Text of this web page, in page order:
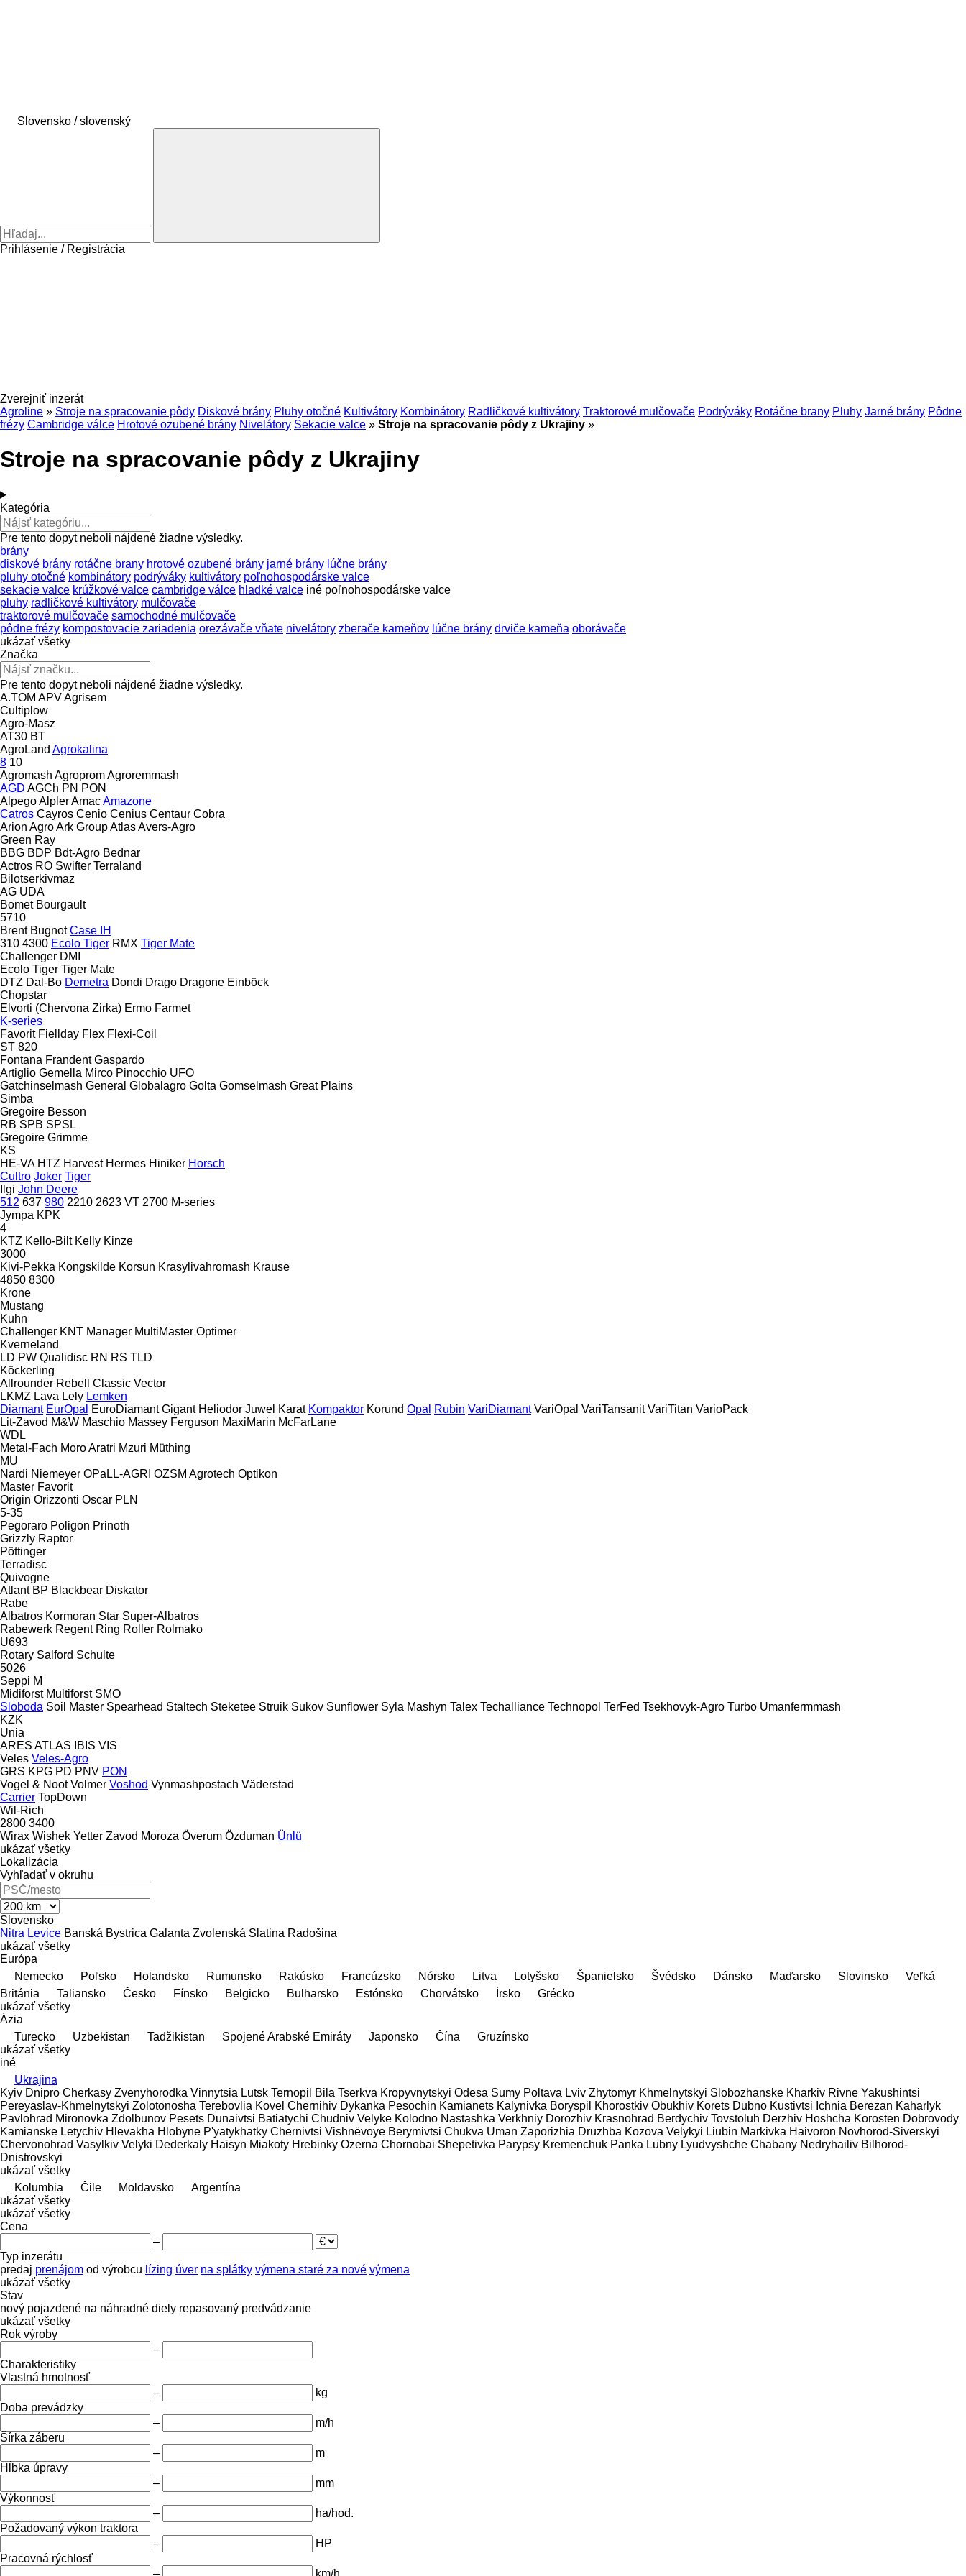
Slovensko / slovenský
Prihlásenie / Registrácia
Zverejniť inzerát
Agroline » Stroje na spracovanie pôdy Diskové brány Pluhy otočné Kultivátory Kombinátory Radličkové kultivátory Traktorové mulčovače Podrýváky Rotáčne brany Pluhy Jarné brány Pôdne
frézy Cambridge válce Hrotové ozubené brány Nivelátory Sekacie valce » Stroje na spracovanie pôdy z Ukrajiny »
Stroje na spracovanie pôdy z Ukrajiny
Kategória
Pre tento dopyt neboli nájdené žiadne výsledky.
brány
diskové brány rotáčne brany hrotové ozubené brány jarné brány lúčne brány
pluhy otočné kombinátory podrýváky kultivátory poľnohospodárske valce
sekacie valce krúžkové valce cambridge válce hladké valce iné poľnohospodárske valce
pluhy radličkové kultivátory mulčovače
traktorové mulčovače samochodné mulčovače
pôdne frézy kompostovacie zariadenia orezávače vňate nivelátory zberače kameňov lúčne brány drviče kameňa oborávače
ukázať všetky
Značka
Pre tento dopyt neboli nájdené žiadne výsledky.
A.TOM APVAgrisem
Cultiplow
Agro-Masz
AT30 BT
AgroLand Agrokalina
8 10
Agromash AgropromAgroremmash
AGD AGCh PN PON
AlpegoAlplerAmacAmazone
Catros Cayros Cenio Cenius Centaur Cobra
Arion AgroArk GroupAtlasAvers-Agro
Green Ray
BBG BDP Bdt-Agro Bednar
Actros RO Swifter Terraland
Bilotserkivmaz
AG UDA
Bomet Bourgault
5710
Brent Bugnot Case IH
310 4300 Ecolo Tiger RMX Tiger Mate
Challenger DMI
Ecolo Tiger Tiger Mate
DTZ Dal-Bo Demetra Dondi Drago Dragone Einböck
Chopstar
Elvorti (Chervona Zirka) Ermo Farmet
K-series
Favorit Fiellday Flex Flexi-Coil
ST 820
Fontana Frandent Gaspardo
Artiglio Gemella Mirco Pinocchio UFO
Gatchinselmash General Globalagro Golta Gomselmash Great Plains
Simba
Gregoire Besson
RB SPB SPSL
Gregoire Grimme
KS
HE-VA HTZ Harvest Hermes Hiniker Horsch
Cultro Joker Tiger
Ilgi John Deere
512 637 980 2210 2623 VT 2700 M-series
Jympa KPK
4
KTZ Kello-Bilt Kelly Kinze
3000
Kivi-Pekka Kongskilde Korsun Krasylivahromash Krause
4850 8300
Krone
Mustang
Kuhn
Challenger KNT Manager MultiMaster Optimer
Kverneland
LD PW Qualidisc RN RS TLD
Köckerling
Allrounder Rebell Classic Vector
LKMZ Lava Lely Lemken
Diamant EurOpal EuroDiamant Gigant Heliodor Juwel Karat Kompaktor Korund Opal Rubin VariDiamant VariOpal VariTansanit VariTitan VarioPack
Lit-Zavod M&W Maschio Massey Ferguson MaxiMarin McFarLane
WDL
Metal-Fach Moro Aratri Mzuri Müthing
MU
Nardi Niemeyer OPaLL-AGRI OZSM Agrotech Optikon
Master Favorit
Origin Orizzonti Oscar PLN
5-35
Pegoraro Poligon Prinoth
Grizzly Raptor
Pöttinger
Terradisc
Quivogne
Atlant BP Blackbear Diskator
Rabe
Albatros Kormoran Star Super-Albatros
Rabewerk Regent Ring Roller Rolmako
U693
Rotary Salford Schulte
5026
Seppi M
Midiforst Multiforst SMO
Sloboda Soil Master Spearhead Staltech Steketee Struik Sukov Sunflower Syla Mashyn Talex Techalliance Technopol TerFed Tsekhovyk-Agro Turbo Umanfermmash
KZK
Unia
ARES ATLAS IBIS VIS
Veles Veles-Agro
GRS KPG PD PNV PON
Vogel & Noot Volmer Voshod Vynmashpostach Väderstad
Carrier TopDown
Wil-Rich
2800 3400
Wirax Wishek Yetter Zavod Moroza Överum Özduman Ünlü
ukázať všetky
Lokalizácia
Vyhľadať v okruhu
Slovensko
Nitra Levice Banská Bystrica Galanta Zvolenská Slatina Radošina
ukázať všetky
Európa
Nemecko
Poľsko Holandsko Rumunsko Rakúsko Francúzsko Nórsko Litva Lotyšsko Španielsko Švédsko Dánsko Maďarsko Slovinsko
Veľká
Británia
Taliansko Česko Fínsko Belgicko Bulharsko Estónsko Chorvátsko Írsko
Grécko
ukázať všetky
Ázia
Turecko
Uzbekistan Tadžikistan Spojené Arabské Emiráty Japonsko Čína
Gruzínsko
ukázať všetky
iné
Ukrajina
Kyiv Dnipro Cherkasy Zvenyhorodka Vinnytsia Lutsk Ternopil Bila Tserkva Kropyvnytskyi Odesa Sumy Poltava Lviv Zhytomyr Khmelnytskyi Slobozhanske Kharkiv Rivne Yakushintsi
Pereyaslav-Khmelnytskyi Zolotonosha Terebovlia Kovel Chernihiv Dykanka Pesochin Kamianets Kalynivka Boryspil Khorostkiv Obukhiv Korets Dubno Kustivtsi Ichnia Berezan Kaharlyk
Pavlohrad Mironovka Zdolbunov Pesets Dunaivtsi Batiatychi Chudniv Velyke Kolodno Nastashka Verkhniy Dorozhiv Krasnohrad Berdychiv Tovstoluh Derzhiv Hoshcha Korosten Dobrovody
Kamianske Letychiv Hlevakha Hlobyne P'yatykhatky Chernivtsi Vishnëvoye Berymivtsi Chukva Uman Zaporizhia Druzhba Kozova Velykyi Liubin Markivka Haivoron Novhorod-Siverskyi
Chervonohrad Vasylkiv Velyki Dederkaly Haisyn Miakoty Hrebinky Ozerna Chornobai Shepetivka Parypsy Kremenchuk Panka Lubny Lyudvyshche Chabany Nedryhailiv Bilhorod-
Dnistrovskyi
ukázať všetky
Kolumbia
Čile Moldavsko
Argentína
ukázať všetky
ukázať všetky
Cena
–
Typ inzerátu
predaj prenájom od výrobcu lízing úver na splátky výmena staré za nové výmena
ukázať všetky
Stav
nový pojazdené na náhradné diely repasovaný predvádzanie
ukázať všetky
Rok výroby
–
Charakteristiky
Vlastná hmotnosť
–
kg
Doba prevádzky
–
m/h
Šírka záberu
–
m
Hĺbka úpravy
–
mm
Výkonnosť
–
ha/hod.
Požadovaný výkon traktora
–
HP
Pracovná rýchlosť
–
km/h